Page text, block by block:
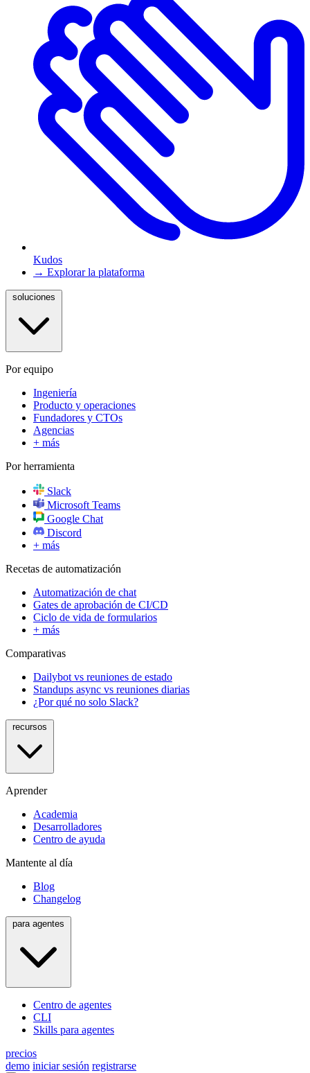
Kudos
→ Explorar la plataforma
Por equipo
Ingeniería
Producto y operaciones
Fundadores y CTOs
Agencias
+ más
Por herramienta
Slack
Microsoft Teams
Google Chat
Discord
+ más
Recetas de automatización
Automatización de chat
Gates de aprobación de CI/CD
Ciclo de vida de formularios
+ más
Comparativas
Dailybot vs reuniones de estado
Standups async vs reuniones diarias
¿Por qué no solo Slack?
Aprender
Academia
Desarrolladores
Centro de ayuda
Mantente al día
Blog
Changelog
Centro de agentes
CLI
Skills para agentes
precios
demo iniciar sesión registrarse